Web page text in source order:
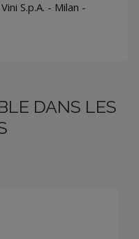
S.p.A. - Milan -
DANS LES